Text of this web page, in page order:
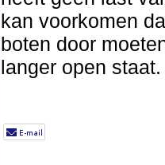
kan voorkomen
boten door
langer open staat.